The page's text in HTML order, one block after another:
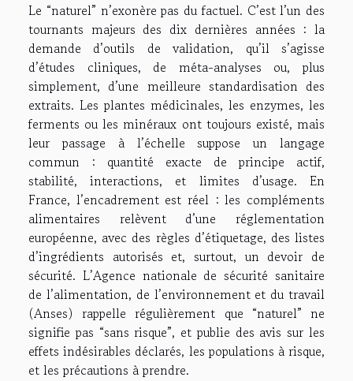
Le “naturel” n’exonère pas du factuel. C’est l’un des
tournants majeurs des dix dernières années : la
demande d’outils de validation, qu’il s’agisse
d’études cliniques, de méta-analyses ou, plus
simplement, d’une meilleure standardisation des
extraits. Les plantes médicinales, les enzymes, les
ferments ou les minéraux ont toujours existé, mais
leur passage à l’échelle suppose un langage
commun : quantité exacte de principe actif,
stabilité, interactions, et limites d’usage. En
France, l’encadrement est réel : les compléments
alimentaires relèvent d’une réglementation
européenne, avec des règles d’étiquetage, des listes
d’ingrédients autorisés et, surtout, un devoir de
sécurité. L’Agence nationale de sécurité sanitaire
de l’alimentation, de l’environnement et du travail
(Anses) rappelle régulièrement que “naturel” ne
signifie pas “sans risque”, et publie des avis sur les
effets indésirables déclarés, les populations à risque,
et les précautions à prendre.